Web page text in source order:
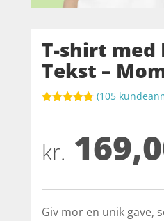
T-shirt med
Tekst –
baseret på
kundebedøm
melser
(105
kr.
Giv mor en unik gave,